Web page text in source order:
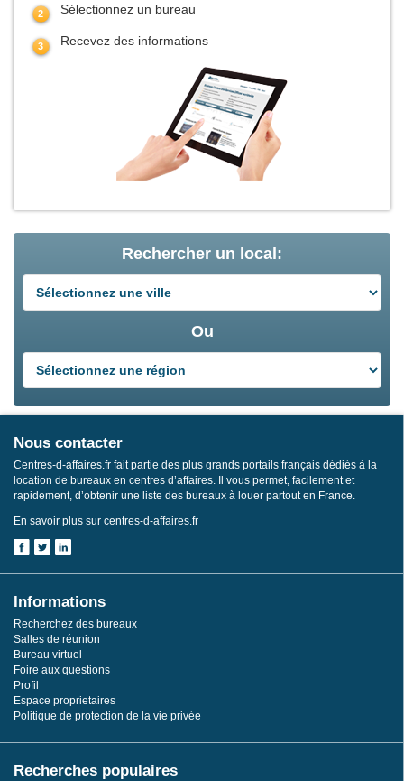
Sélectionnez un bureau
Recevez des informations
Rechercher un local:
Ou
Nous contacter
Centres-d-affaires.fr fait partie des plus grands portails français dédiés à la
location de bureaux en centres d’affaires. Il vous permet, facilement et
rapidement, d’obtenir une liste des bureaux à louer partout en France.
En savoir plus sur centres-d-affaires.fr
Informations
Recherchez des bureaux
Salles de réunion
Bureau virtuel
Foire aux questions
Profil
Espace proprietaires
Politique de protection de la vie privée
Recherches populaires